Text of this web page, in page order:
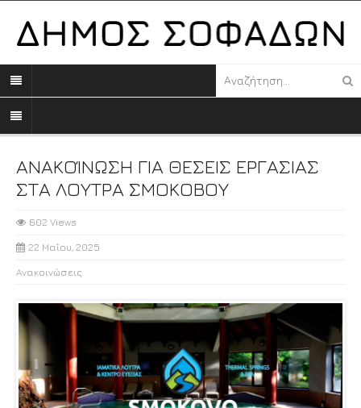
ΑΝΑΚΟΊΝΩΣΗ ΓΙΑ ΘΕΣΕΙΣ ΕΡΓΑΣΙΑΣ
ΣΤΑ ΛΟΥΤΡΑ ΣΜΟΚΟΒΟΥ
602 Views
22 Μαΐου, 2025
Ανακοινώσεις